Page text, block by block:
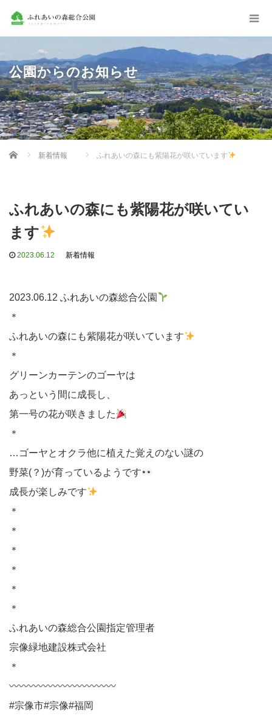
公園からのお知らせ
Home 新着情報 ふれあいの森にも紫陽花が咲いています
ふれあいの森にも紫陽花が咲いてい
ます
2023.06.12 新着情報
2023.06.12 ふれあいの森総合公園
＊⁡⁡
ふれあいの森にも紫陽花が咲いています
＊⁡⁡
グリーンカーテンのゴーヤは
あっという間に成長し、
第一号の花が咲きました
＊⁡
…ゴーヤとオクラ他に植えた覚えのない謎の
野菜(？)が育っているようです
成長が楽しみです
＊⁡
＊⁡
＊
＊⁡⁡
＊⁡⁡
＊⁡⁡
ふれあいの森総合公園指定管理者⁡⁡⁡
宗像緑地建設株式会社⁡⁡⁡
＊⁡⁡⁡
〰︎〰︎〰︎〰︎〰︎〰︎〰︎〰︎〰︎〰︎〰︎⁡⁡⁡
#宗像市#宗像#福岡⁡⁡⁡